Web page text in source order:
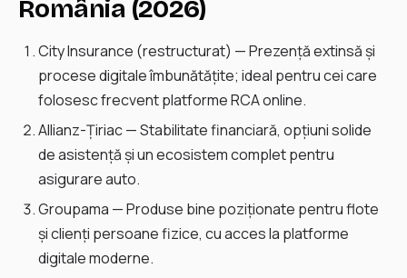
România (2026)
City Insurance (restructurat) — Prezență extinsă și
procese digitale îmbunătățite; ideal pentru cei care
folosesc frecvent platforme RCA online.
Allianz-Țiriac — Stabilitate financiară, opțiuni solide
de asistență și un ecosistem complet pentru
asigurare auto.
Groupama — Produse bine poziționate pentru flote
și clienți persoane fizice, cu acces la platforme
digitale moderne.